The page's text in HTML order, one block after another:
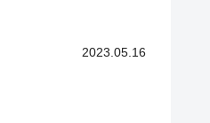
まいも。私たちはその伝統
2023.05.16